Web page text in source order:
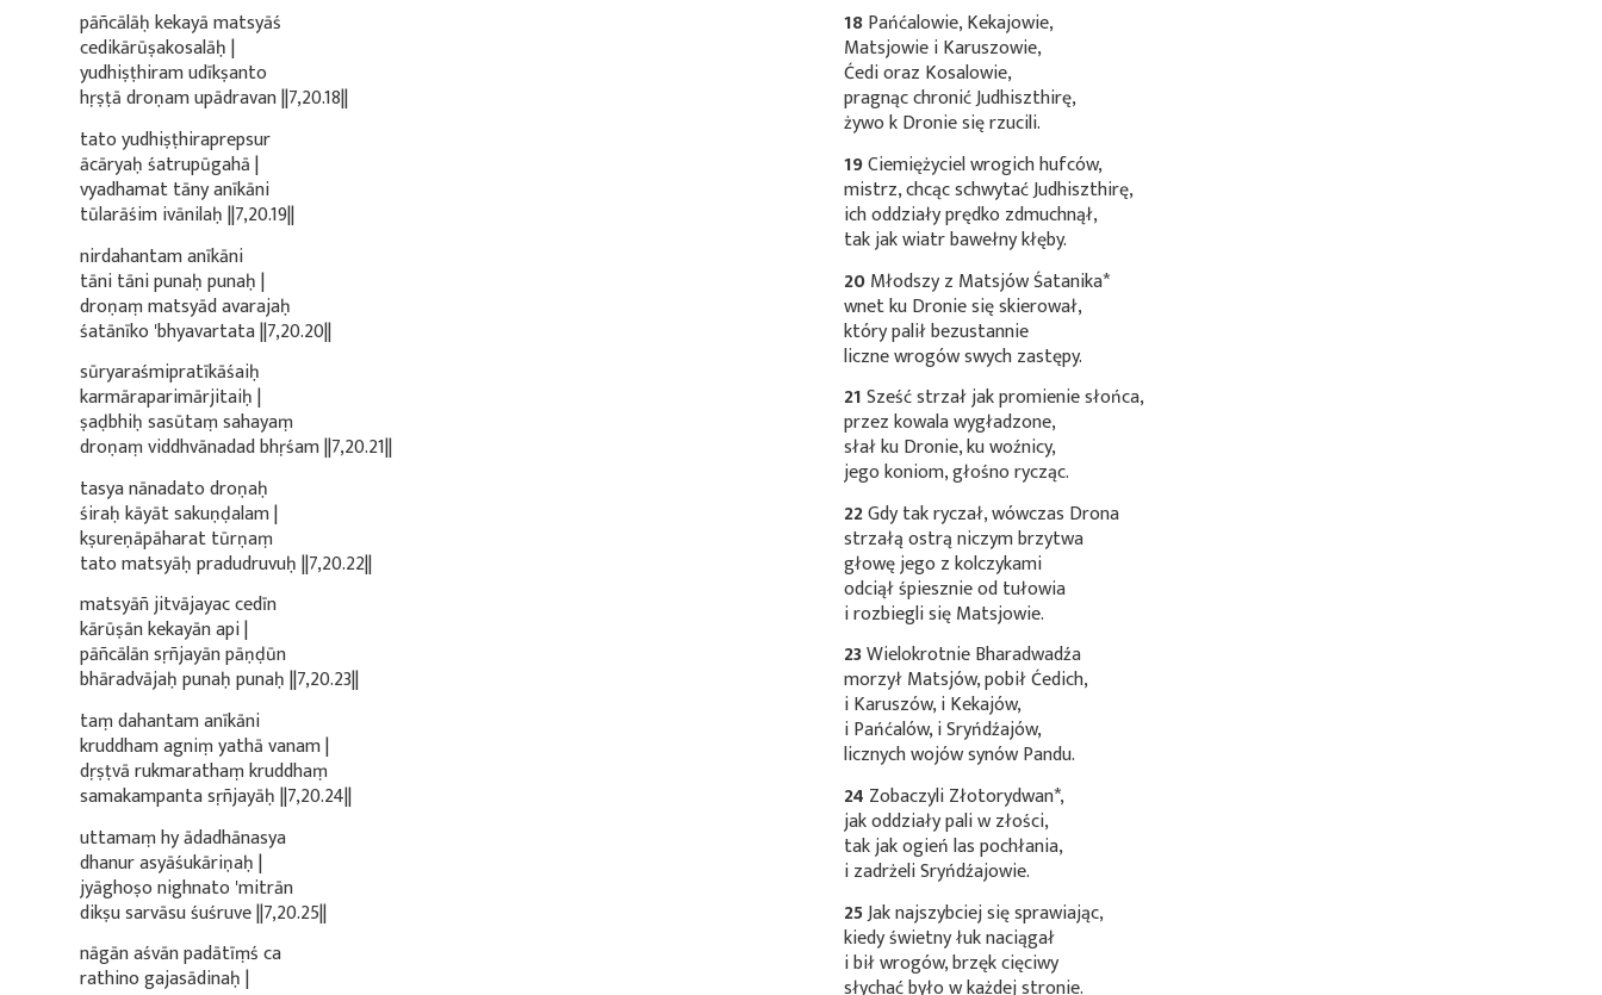
pāñcālāḥ kekayā matsyāś
cedikārūṣakosalāḥ |
yudhiṣṭhiram udīkṣanto
hṛṣṭā droṇam upādravan ||7,20.18||
tato yudhiṣṭhiraprepsur
ācāryaḥ śatrupūgahā |
vyadhamat tāny anīkāni
tūlarāśim ivānilaḥ ||7,20.19||
nirdahantam anīkāni
tāni tāni punaḥ punaḥ |
droṇaṃ matsyād avarajaḥ
śatānīko 'bhyavartata ||7,20.20||
sūryaraśmipratīkāśaiḥ
karmāraparimārjitaiḥ |
ṣaḍbhiḥ sasūtaṃ sahayaṃ
droṇaṃ viddhvānadad bhṛśam ||7,20.21||
tasya nānadato droṇaḥ
śiraḥ kāyāt sakuṇḍalam |
kṣureṇāpāharat tūrṇaṃ
tato matsyāḥ pradudruvuḥ ||7,20.22||
matsyāñ jitvājayac cedīn
kārūṣān kekayān api |
pāñcālān sṛñjayān pāṇḍūn
bhāradvājaḥ punaḥ punaḥ ||7,20.23||
taṃ dahantam anīkāni
kruddham agniṃ yathā vanam |
dṛṣṭvā rukmarathaṃ kruddhaṃ
samakampanta sṛñjayāḥ ||7,20.24||
uttamaṃ hy ādadhānasya
dhanur asyāśukāriṇaḥ |
jyāghoṣo nighnato 'mitrān
dikṣu sarvāsu śuśruve ||7,20.25||
nāgān aśvān padātīṃś ca
rathino gajasādinaḥ |
18Pańćalowie, Kekajowie,
Matsjowie i Karuszowie,
Ćedi oraz Kosalowie,
pragnąc chronić Judhiszthirę,
żywo k Dronie się rzucili.
19Ciemiężyciel wrogich hufców,
mistrz, chcąc schwytać Judhiszthirę,
ich oddziały prędko zdmuchnął,
tak jak wiatr bawełny kłęby.
20Młodszy z MatsjówŚatanika*
wnet ku Dronie się skierował,
który palił bezustannie
liczne wrogów swych zastępy.
21Sześć strzał jak promienie słońca,
przez kowala wygładzone,
słał ku Dronie, ku woźnicy,
jego koniom, głośno rycząc.
22Gdy tak ryczał, wówczas Drona
strzałą ostrą niczym brzytwa
głowę jego z kolczykami
odciął śpiesznie od tułowia
i rozbiegli się Matsjowie.
23Wielokrotnie Bharadwadźa
morzył Matsjów, pobił Ćedich,
i Karuszów, i Kekajów,
i Pańćalów, i Sryńdźajów,
licznych wojów synów Pandu.
24 ZobaczyliZłotorydwan*,
jak oddziały pali w złości,
tak jak ogień las pochłania,
i zadrżeli Sryńdźajowie.
25Jak najszybciej się sprawiając,
kiedy świetny łuk naciągał
i bił wrogów, brzęk cięciwy
słychać było w każdej stronie.